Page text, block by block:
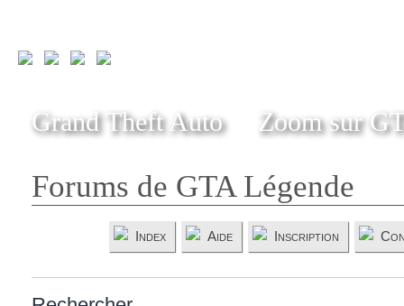
Grand Theft Auto Zoom sur
Forums de GTA Légende
Index Aide Inscription